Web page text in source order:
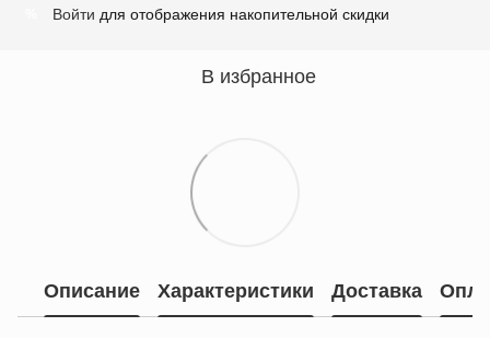
Войти для отображения накопительной скидки
В избранное
Описание Характеристики Доставка